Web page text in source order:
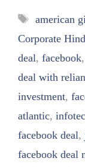
Tags
american
Corporate
deal, facebook,
deal with
investment,
atlantic,
facebook deal,
facebook deal